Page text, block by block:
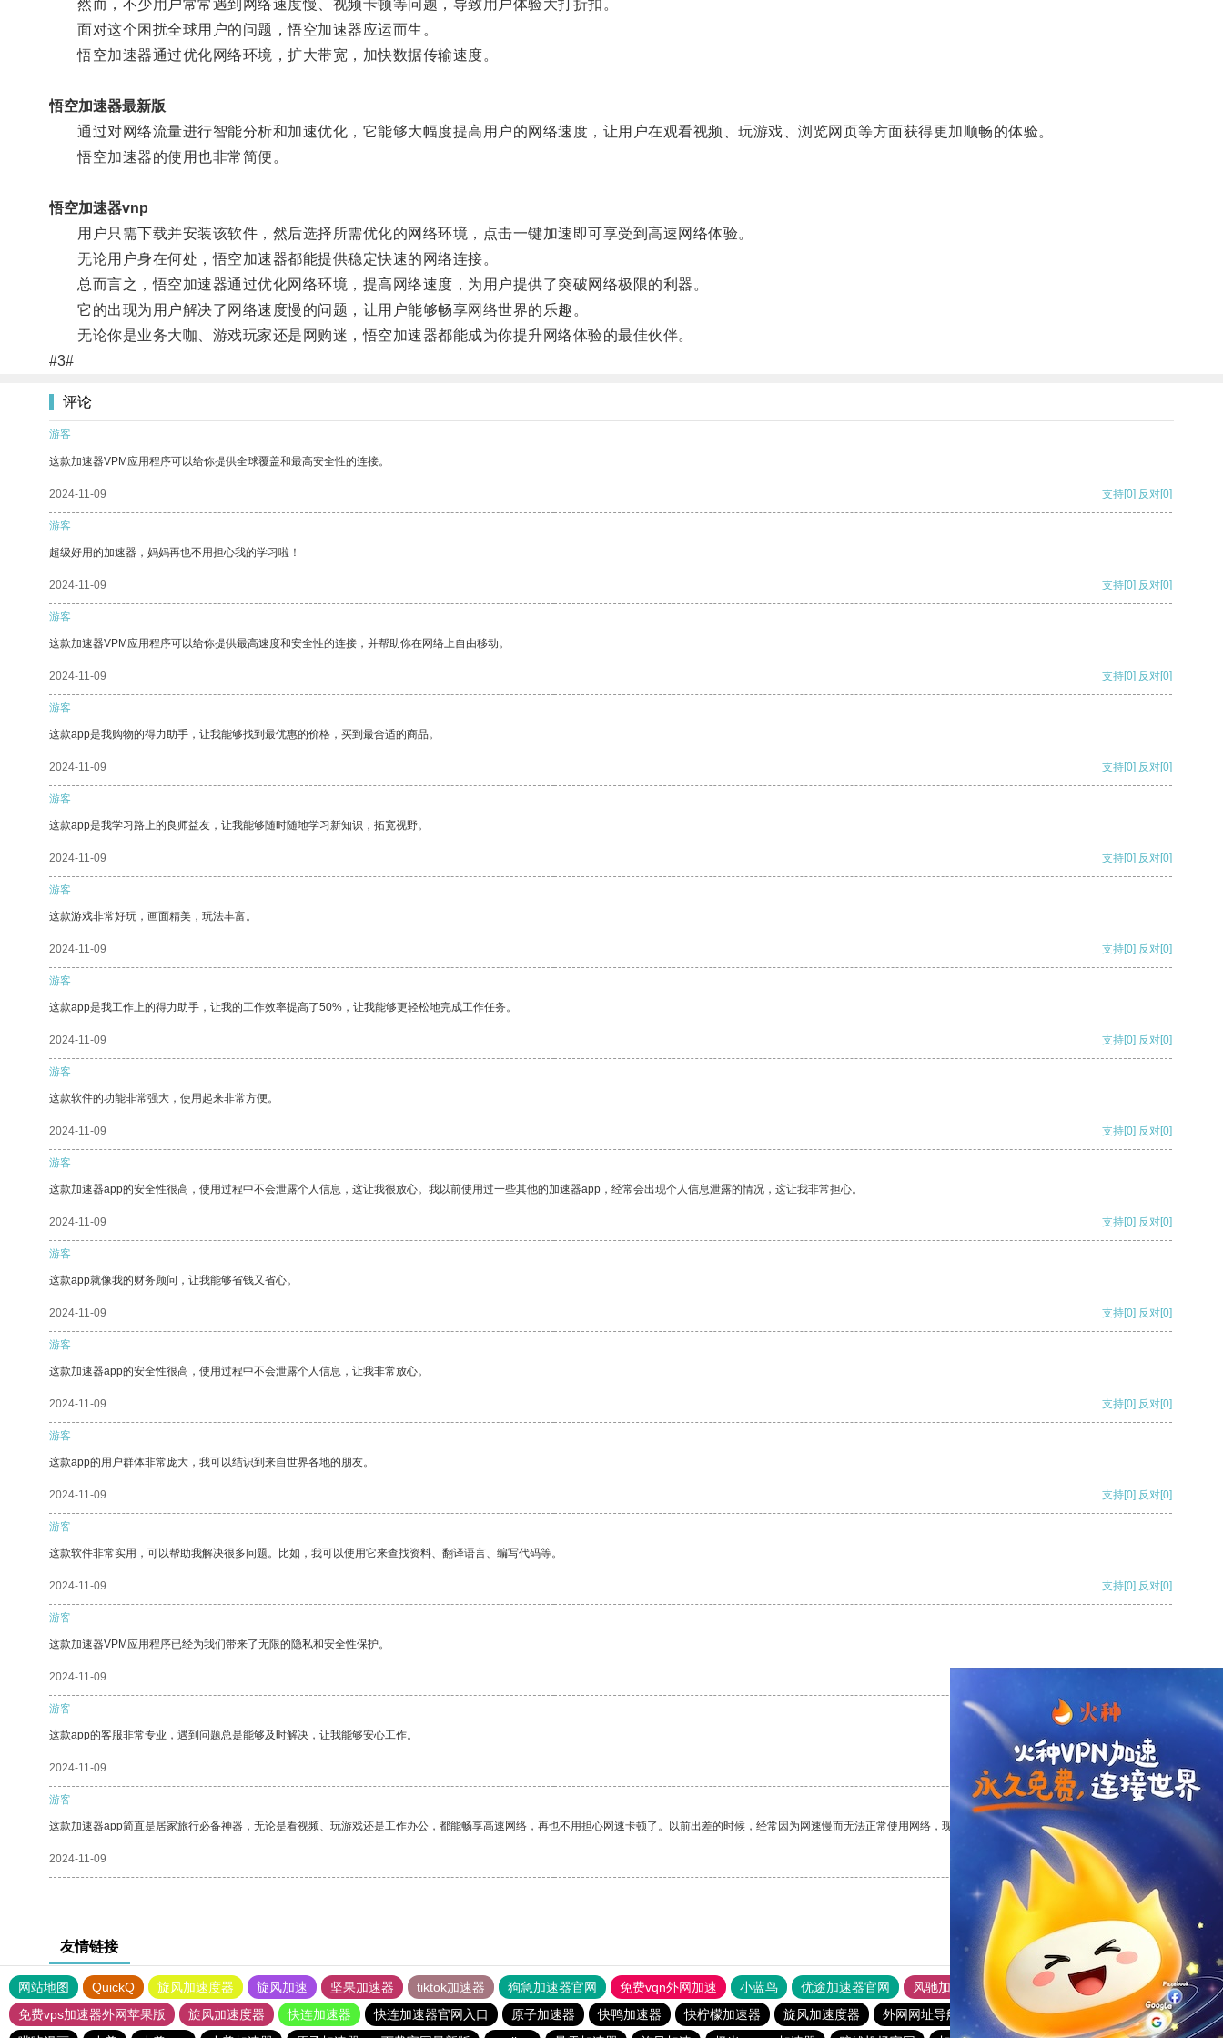
然而，不少用户常常遇到网络速度慢、视频卡顿等问题，导致用户体验大打折扣。
面对这个困扰全球用户的问题，悟空加速器应运而生。
悟空加速器通过优化网络环境，扩大带宽，加快数据传输速度。
悟空加速器最新版
通过对网络流量进行智能分析和加速优化，它能够大幅度提高用户的网络速度，让用户在观看视频、玩游戏、浏览网页等方面获得更加顺畅的体验。
悟空加速器的使用也非常简便。
悟空加速器vnp
用户只需下载并安装该软件，然后选择所需优化的网络环境，点击一键加速即可享受到高速网络体验。
无论用户身在何处，悟空加速器都能提供稳定快速的网络连接。
总而言之，悟空加速器通过优化网络环境，提高网络速度，为用户提供了突破网络极限的利器。
它的出现为用户解决了网络速度慢的问题，让用户能够畅享网络世界的乐趣。
无论你是业务大咖、游戏玩家还是网购迷，悟空加速器都能成为你提升网络体验的最佳伙伴。
#3#
评论
游客
这款加速器VPM应用程序可以给你提供全球覆盖和最高安全性的连接。
2024-11-09 支持[0] 反对[0]
游客
超级好用的加速器，妈妈再也不用担心我的学习啦！
2024-11-09 支持[0] 反对[0]
游客
这款加速器VPM应用程序可以给你提供最高速度和安全性的连接，并帮助你在网络上自由移动。
2024-11-09 支持[0] 反对[0]
游客
这款app是我购物的得力助手，让我能够找到最优惠的价格，买到最合适的商品。
2024-11-09 支持[0] 反对[0]
游客
这款app是我学习路上的良师益友，让我能够随时随地学习新知识，拓宽视野。
2024-11-09 支持[0] 反对[0]
游客
这款游戏非常好玩，画面精美，玩法丰富。
2024-11-09 支持[0] 反对[0]
游客
这款app是我工作上的得力助手，让我的工作效率提高了50%，让我能够更轻松地完成工作任务。
2024-11-09 支持[0] 反对[0]
游客
这款软件的功能非常强大，使用起来非常方便。
2024-11-09 支持[0] 反对[0]
游客
这款加速器app的安全性很高，使用过程中不会泄露个人信息，这让我很放心。我以前使用过一些其他的加速器app，经常会出现个人信息泄露的情况，这让我非常担心。
2024-11-09 支持[0] 反对[0]
游客
这款app就像我的财务顾问，让我能够省钱又省心。
2024-11-09 支持[0] 反对[0]
游客
这款加速器app的安全性很高，使用过程中不会泄露个人信息，让我非常放心。
2024-11-09 支持[0] 反对[0]
游客
这款app的用户群体非常庞大，我可以结识到来自世界各地的朋友。
2024-11-09 支持[0] 反对[0]
游客
这款软件非常实用，可以帮助我解决很多问题。比如，我可以使用它来查找资料、翻译语言、编写代码等。
2024-11-09 支持[0] 反对[0]
游客
这款加速器VPM应用程序已经为我们带来了无限的隐私和安全性保护。
2024-11-09
游客
这款app的客服非常专业，遇到问题总是能够及时解决，让我能够安心工作。
2024-11-09 支持 [0] 反对 [0]
游客
这款加速器app简直是居家旅行必备神器，无论是看视频、玩游戏还是工作办公，都能畅享高速网络，再也不用担心网速卡顿了。以前出差的时候，经常因为网速慢而无法正常使用网络，现在有了这个app，我再也不用担心了。
2024-11-09 支持
友情链接
网站地图 QuickQ 旋风加速度器 旋风加速 坚果加速器 tiktok加速器 狗急加速器官网 免费vqn外网加速 小蓝鸟 优途加速器官网 风驰加速器
旋风加速器
免费vps加速器外网苹果版
旋风加速度器 快连加速器 快连加速器官网入口 原子加速器 快鸭加速器 快柠檬加速器 旋风加速度器 外网网址导航 软件中心 雷霆加速
狂飙加速器